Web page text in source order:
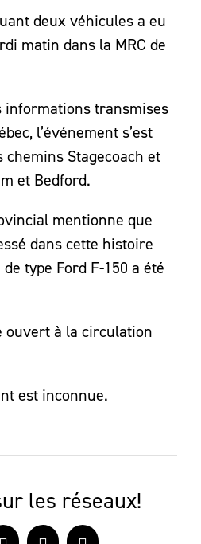
deux véhicules a eu
matin dans la MRC de
informations transmises
l’événement s’est
chemins Stagecoach et
et Bedford.
mentionne que
dans cette histoire
type Ford F-150 a été
ouvert à la circulation
est inconnue.
les réseaux!